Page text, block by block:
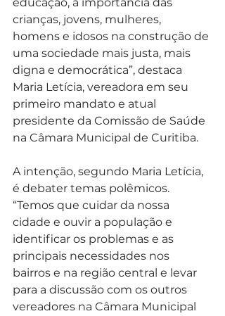
crianças, jovens, mulheres,
homens e idosos na construção de
uma sociedade mais justa, mais
digna e democrática”, destaca
Maria Letícia, vereadora em seu
primeiro mandato e atual
presidente da Comissão de Saúde
na Câmara Municipal de Curitiba.
A intenção, segundo Maria Letícia,
é debater temas polêmicos.
“Temos que cuidar da nossa
cidade e ouvir a população e
identificar os problemas e as
principais necessidades nos
bairros e na região central e levar
para a discussão com os outros
vereadores na Câmara Municipal